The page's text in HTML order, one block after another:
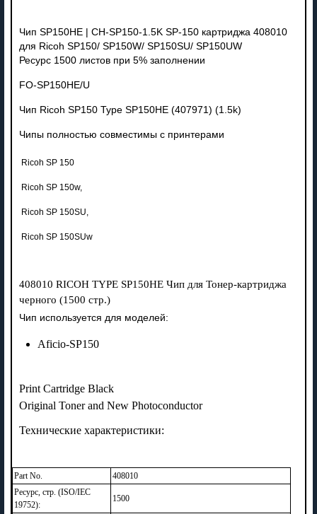
Чип SP150HE | CH-SP150-1.5K SP-150 картриджа 408010
для Ricoh SP150/ SP150W/ SP150SU/ SP150UW
Ресурс 1500 листов при 5% заполнении
FO-SP150HE/U
Чип Ricoh SP150 Type SP150HE (407971) (1.5k)
Чипы полностью совместимы с принтерами
Ricoh SP 150
Ricoh SP 150w,
Ricoh SP 150SU,
Ricoh SP 150SUw
408010 RICOH TYPE SP150HE Чип для Тонер-картриджа
черного (1500 стр.)
Чип используется для моделей:
Aficio-SP150
Print Cartridge Black
Original Toner and New Photoconductor
Технические характеристики:
Part No.
408010
Ресурс, стр. (ISO/IEC
19752):
1500